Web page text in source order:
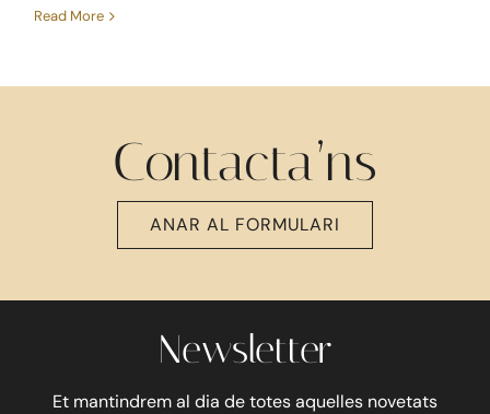
Contacte
Read More
Contacta’ns
ANAR AL FORMULARI
Newsletter
Et mantindrem al dia de totes aquelles novetats